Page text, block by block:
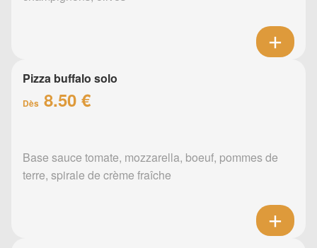
Pizza buffalo solo
Dès 8.50 €
Base sauce tomate, mozzarella, boeuf, pommes de
terre, spirale de crème fraîche